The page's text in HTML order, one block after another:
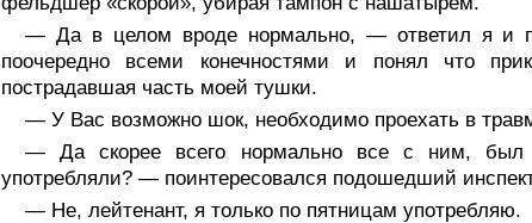
— Да в целом вроде нормально, — ответил я и
поочередно всеми конечностями и понял что
пострадавшая часть моей тушки.
— У Вас возможно шок, необходимо проехать в
— Да скорее всего нормально все с ним, был
употребляли? — поинтересовался подошедший
— Не, лейтенант, я только по пятницам употребляю.